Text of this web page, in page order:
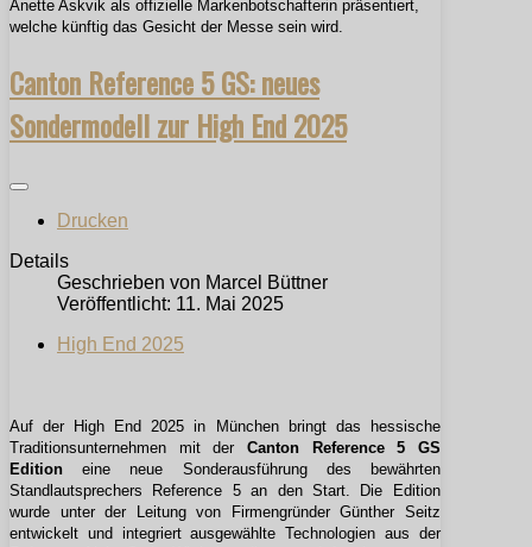
Anette Askvik als offizielle Markenbotschafterin präsentiert,
welche künftig das Gesicht der Messe sein wird.
Canton Reference 5 GS: neues
Sondermodell zur High End 2025
Drucken
Details
Geschrieben von Marcel Büttner
Veröffentlicht: 11. Mai 2025
High End 2025
Auf der High End 2025 in München bringt das hessische
Traditionsunternehmen mit der Canton Reference 5 GS
Edition eine neue Sonderausführung des bewährten
Standlautsprechers Reference 5 an den Start. Die Edition
wurde unter der Leitung von Firmengründer Günther Seitz
entwickelt und integriert ausgewählte Technologien aus der